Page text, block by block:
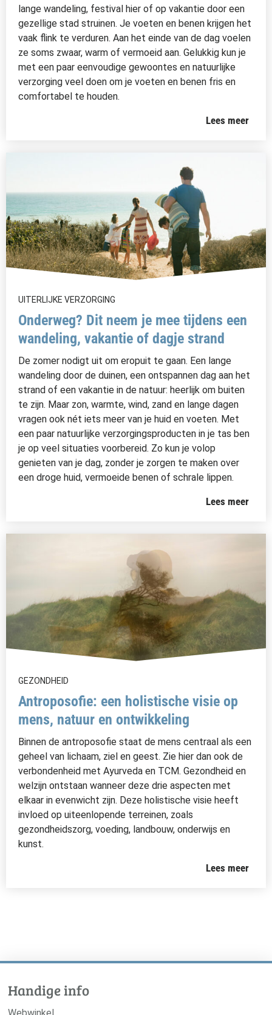
lange wandeling, festival hier of op vakantie door een
gezellige stad struinen. Je voeten en benen krijgen het
vaak flink te verduren. Aan het einde van de dag voelen
ze soms zwaar, warm of vermoeid aan. Gelukkig kun je
met een paar eenvoudige gewoontes en natuurlijke
verzorging veel doen om je voeten en benen fris en
comfortabel te houden.
Lees meer
UITERLIJKE VERZORGING
Onderweg? Dit neem je mee tijdens een
wandeling, vakantie of dagje strand
De zomer nodigt uit om eropuit te gaan. Een lange
wandeling door de duinen, een ontspannen dag aan het
strand of een vakantie in de natuur: heerlijk om buiten
te zijn. Maar zon, warmte, wind, zand en lange dagen
vragen ook nét iets meer van je huid en voeten. Met
een paar natuurlijke verzorgingsproducten in je tas ben
je op veel situaties voorbereid. Zo kun je volop
genieten van je dag, zonder je zorgen te maken over
een droge huid, vermoeide benen of schrale lippen.
Lees meer
GEZONDHEID
Antroposofie: een holistische visie op
mens, natuur en ontwikkeling
Binnen de antroposofie staat de mens centraal als een
geheel van lichaam, ziel en geest. Zie hier dan ook de
verbondenheid met Ayurveda en TCM. Gezondheid en
welzijn ontstaan wanneer deze drie aspecten met
elkaar in evenwicht zijn. Deze holistische visie heeft
invloed op uiteenlopende terreinen, zoals
gezondheidszorg, voeding, landbouw, onderwijs en
kunst.
Lees meer
Handige info
Webwinkel